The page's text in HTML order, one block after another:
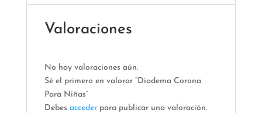
Valoraciones
No hay valoraciones aún.
Sé el primero en valorar “Diadema Corona
Para Niñas”
Debes accederpara publicar una valoración.